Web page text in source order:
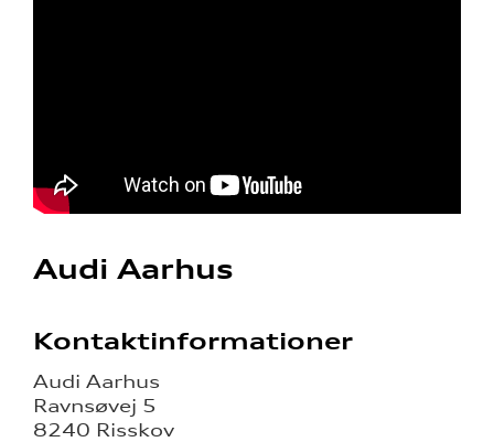
Audi Aarhus
Kontaktinformationer
Audi Aarhus
Ravnsøvej 5
8240 Risskov